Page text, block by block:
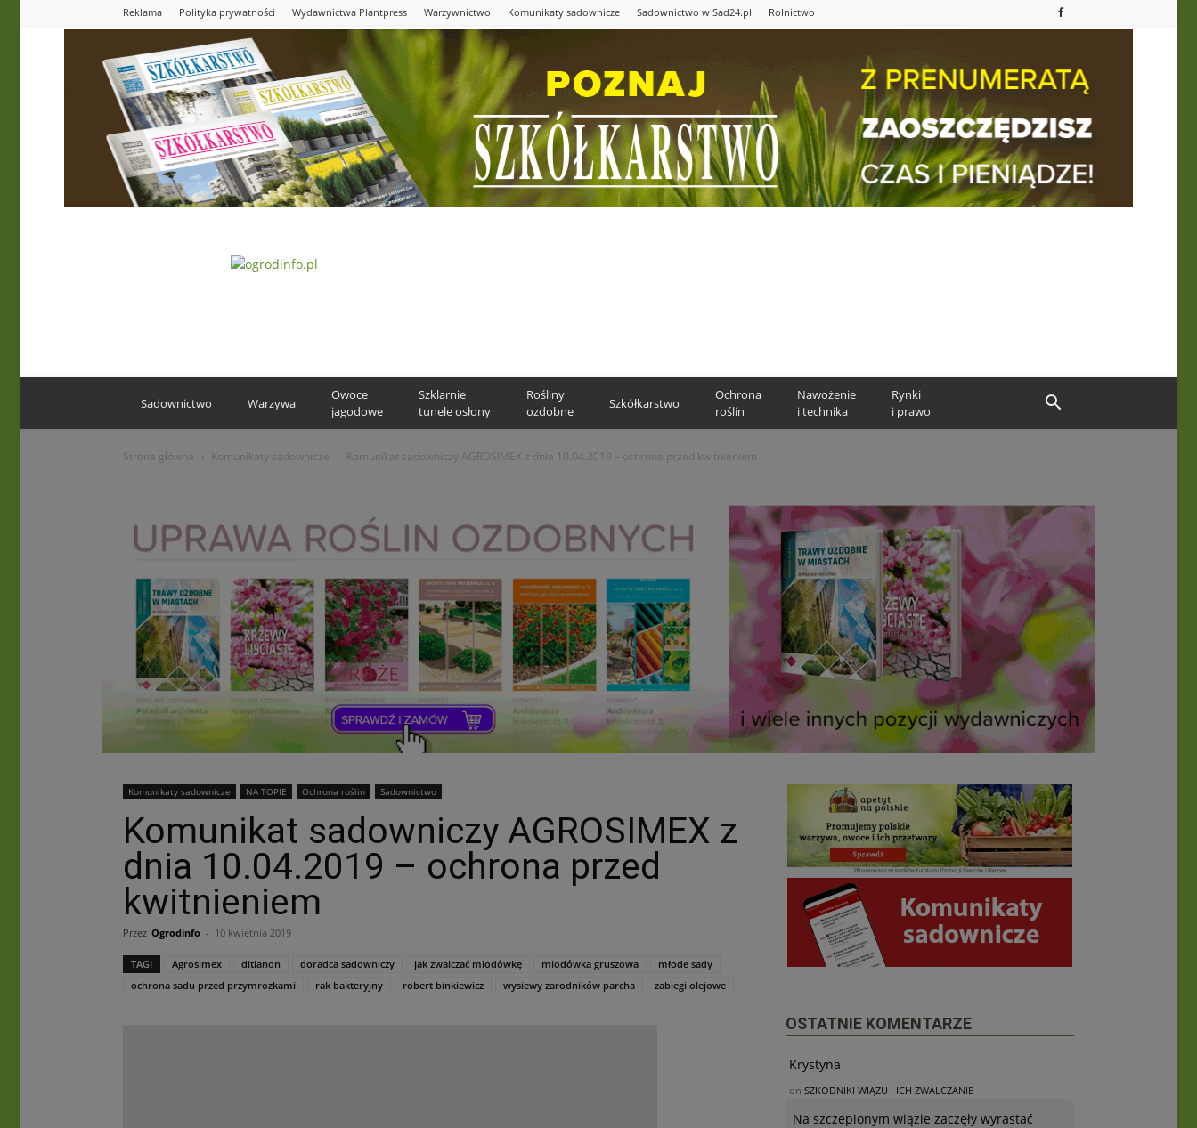
Reklama Polityka prywatności Wydawnictwa Plantpress Warzywnictwo Komunikaty sadownicze Sadownictwo w Sad24.pl Rolnictwo
Sadownictwo Warzywa
Owoce
jagodowe
Szklarnie
tunele osłony
Rośliny
ozdobne
Szkółkarstwo
Ochrona
roślin
Nawożenie
i technika
Rynki
i prawo
Strona główna Komunikaty sadownicze Komunikat sadowniczy AGROSIMEX z dnia 10.04.2019 – ochrona przed kwitnieniem
Komunikaty sadownicze NA TOPIE Ochrona roślin Sadownictwo
Komunikat sadowniczy AGROSIMEX z
dnia 10.04.2019 – ochrona przed
kwitnieniem
Przez Ogrodinfo - 10 kwietnia 2019
TAGI Agrosimex ditianon doradca sadowniczy jak zwalczać miodówkę miodówka gruszowa
młode sady
ochrona sadu przed przymrozkami
rak bakteryjny robert binkiewicz wysiewy zarodników parcha zabiegi olejowe
OSTATNIE KOMENTARZE
Krystyna
on SZKODNIKI WIĄZU I ICH ZWALCZANIE
Na szczepionym wiązie zaczęły wyrastać